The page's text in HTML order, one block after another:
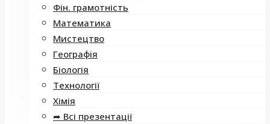
Фін. грамотність
Математика
Мистецтво
Географія
Біологія
Технології
Хімія
➦ Всі презентації